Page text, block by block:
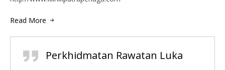
Read More
Perkhidmatan Rawatan Luka